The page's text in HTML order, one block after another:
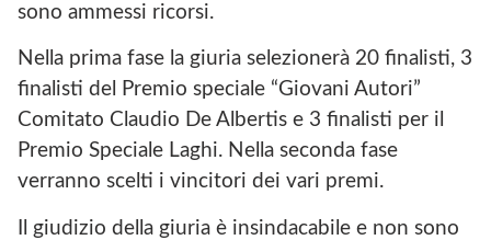
sono ammessi ricorsi.
Nella prima fase la giuria selezionerà 20 finalisti, 3
finalisti del Premio speciale “Giovani Autori”
Comitato Claudio De Albertis e 3 finalisti per il
Premio Speciale Laghi. Nella seconda fase
verranno scelti i vincitori dei vari premi.
Il giudizio della giuria è insindacabile e non sono